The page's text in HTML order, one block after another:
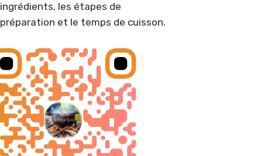
ingrédients, les étapes de
préparation et le temps de cuisson.